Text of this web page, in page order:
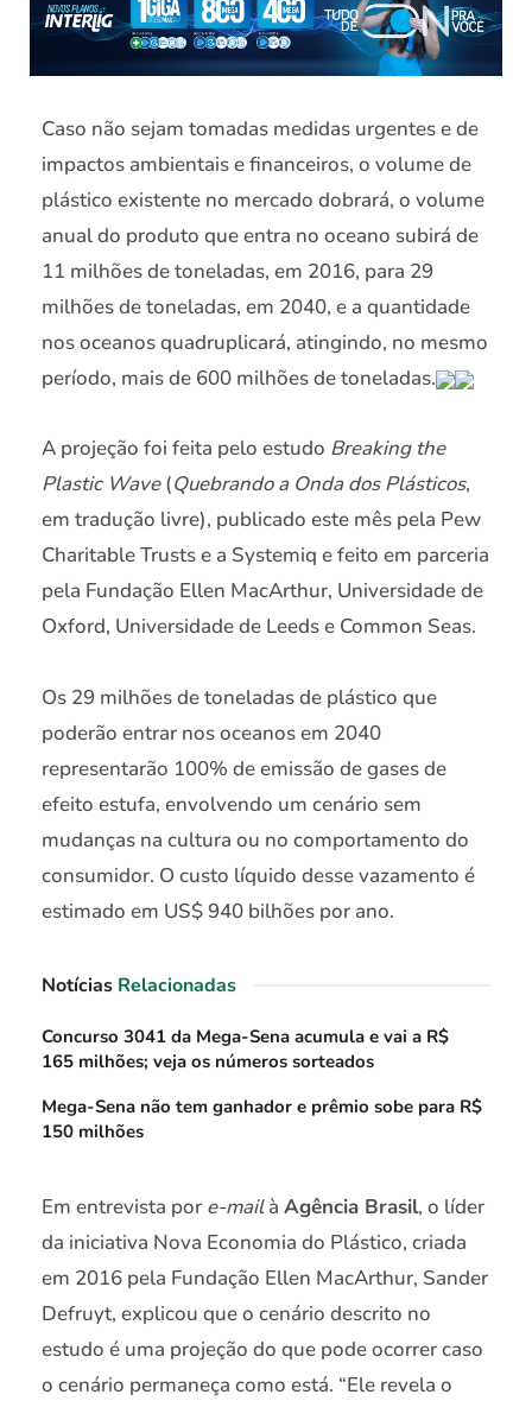
Caso não sejam tomadas medidas urgentes e de
impactos ambientais e financeiros, o volume de
plástico existente no mercado dobrará, o volume
anual do produto que entra no oceano subirá de
11 milhões de toneladas, em 2016, para 29
milhões de toneladas, em 2040, e a quantidade
nos oceanos quadruplicará, atingindo, no mesmo
período, mais de 600 milhões de toneladas.
A projeção foi feita pelo estudo Breaking the
Plastic Wave(Quebrando a Onda dos Plásticos,
em tradução livre), publicado este mês pela Pew
Charitable Trusts e a Systemiq e feito em parceria
pela Fundação Ellen MacArthur, Universidade de
Oxford, Universidade de Leeds e Common Seas.
Os 29 milhões de toneladas de plástico que
poderão entrar nos oceanos em 2040
representarão 100% de emissão de gases de
efeito estufa, envolvendo um cenário sem
mudanças na cultura ou no comportamento do
consumidor. O custo líquido desse vazamento é
estimado em US$ 940 bilhões por ano.
Notícias Relacionadas
Concurso 3041 da Mega-Sena acumula e vai a R$
165 milhões; veja os números sorteados
Mega-Sena não tem ganhador e prêmio sobe para R$
150 milhões
Em entrevista por e-mailà Agência Brasil, o líder
da iniciativa Nova Economia do Plástico, criada
em 2016 pela Fundação Ellen MacArthur, Sander
Defruyt, explicou que o cenário descrito no
estudo é uma projeção do que pode ocorrer caso
o cenário permaneça como está. “Ele revela o